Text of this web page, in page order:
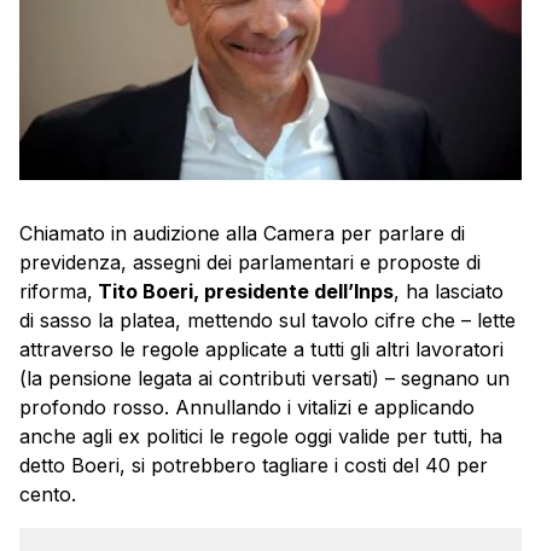
Chiamato in audizione alla Camera per parlare di
previdenza, assegni dei parlamentari e proposte di
riforma, Tito Boeri, presidente dell’Inps, ha lasciato
di sasso la platea, mettendo sul tavolo cifre che – lette
attraverso le regole applicate a tutti gli altri lavoratori
(la pensione legata ai contributi versati) – segnano un
profondo rosso. Annullando i vitalizi e applicando
anche agli ex politici le regole oggi valide per tutti, ha
detto Boeri, si potrebbero tagliare i costi del 40 per
cento.